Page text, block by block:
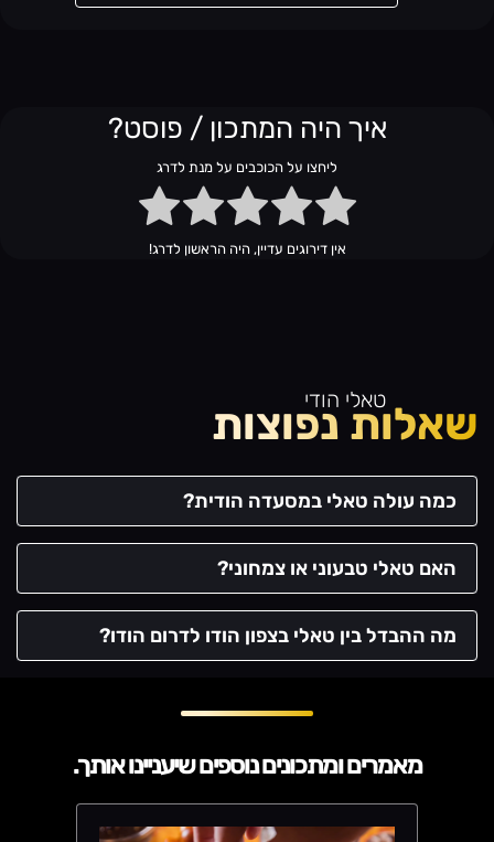
איך היה המתכון / פוסט?
ליחצו על הכוכבים על מנת לדרג
אין דירוגים עדיין, היה הראשון לדרג!
טאלי הודי
שאלות נפוצות
כמה עולה טאלי במסעדה הודית?
האם טאלי טבעוני או צמחוני?
מה ההבדל בין טאלי בצפון הודו לדרום הודו?
מאמרים ומתכונים נוספים שיעניינו אותך.